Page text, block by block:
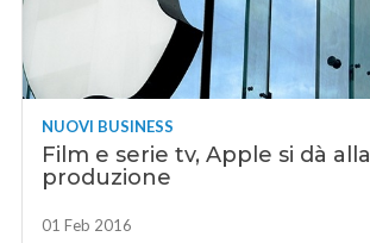
NUOVI BUSINESS
Film e serie tv, Apple si dà alla
produzione
01 Feb 2016